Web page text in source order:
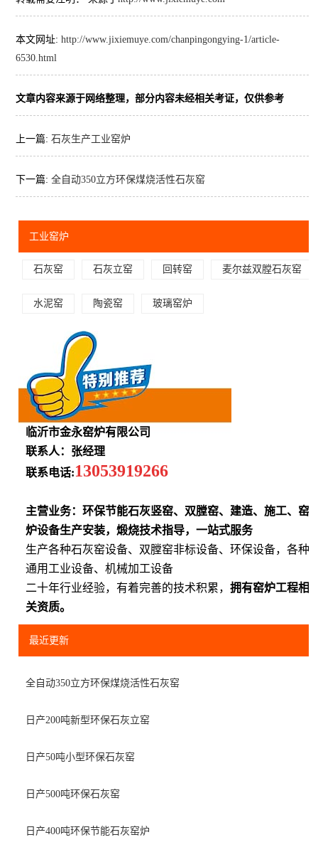
本文网址: http://www.jixiemuye.com/chanpingongying-1/article-
6530.html
文章内容来源于网络整理，部分内容未经相关考证，仅供参考
上一篇: 石灰生产工业窑炉
下一篇: 全自动350立方环保煤烧活性石灰窑
工业窑炉
石灰窑 石灰立窑 回转窑 麦尔兹双膛石灰窑
水泥窑 陶瓷窑 玻璃窑炉
临沂市金永窑炉有限公司
联系人：张经理
联系电话:13053919266
主营业务：环保节能石灰竖窑、双膛窑、建造、施工、窑
炉设备生产安装，煅烧技术指导，一站式服务
生产各种石灰窑设备、双膛窑非标设备、环保设备，各种
通用工业设备、机械加工设备
二十年行业经验，有着完善的技术积累，拥有窑炉工程相
关资质。
最近更新
全自动350立方环保煤烧活性石灰窑
日产200吨新型环保石灰立窑
日产50吨小型环保石灰窑
日产500吨环保石灰窑
日产400吨环保节能石灰窑炉